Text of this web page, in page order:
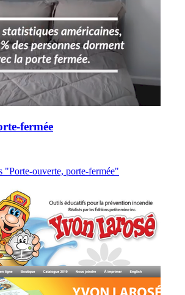
fermée
"Porte-ouverte, porte-fermée"